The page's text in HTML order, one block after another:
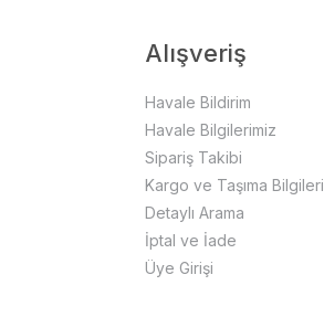
Alışveriş
Havale Bildirim
Havale Bilgilerimiz
Sipariş Takibi
Kargo ve Taşıma Bilgileri
Detaylı Arama
İptal ve İade
Üye Girişi